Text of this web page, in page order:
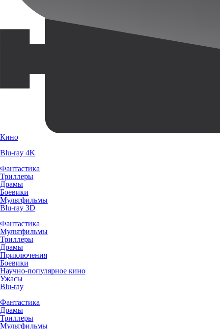
Кино
Blu-ray 4K
Фантастика
Триллеры
Драмы
Боевики
Мультфильмы
Blu-ray 3D
Фантастика
Мультфильмы
Триллеры
Драмы
Приключения
Боевики
Научно-популярное кино
Ужасы
Blu-ray
Фантастика
Драмы
Триллеры
Мультфильмы